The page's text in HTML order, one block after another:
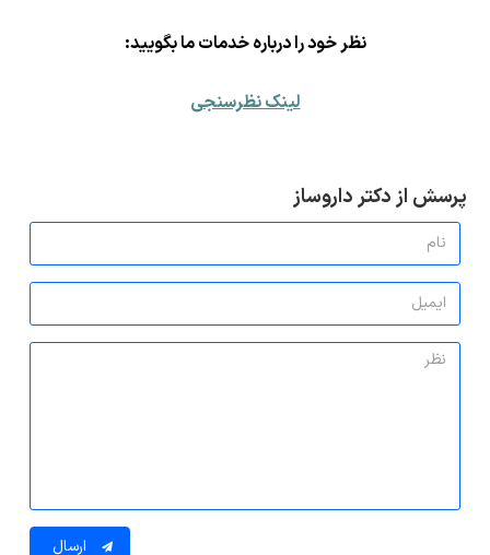
نظر خود را درباره خدمات ما بگویید:
لینک نظرسنجی
پرسش از دکتر داروساز
ارسال